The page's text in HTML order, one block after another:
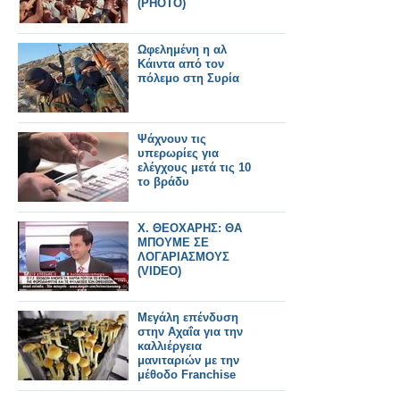
(ΡΗΟΤΟ)
Ωφελημένη η αλ
Κάιντα από τον
πόλεμο στη Συρία
Ψάχνουν τις
υπερωρίες για
ελέγχους μετά τις 10
το βράδυ
Χ. ΘΕΟΧΑΡΗΣ: ΘΑ
ΜΠΟΥΜΕ ΣΕ
ΛΟΓΑΡΙΑΣΜΟΥΣ
(VIDEO)
Μεγάλη επένδυση
στην Αχαΐα για την
καλλιέργεια
μανιταριών με την
μέθοδο Franchise
Farming